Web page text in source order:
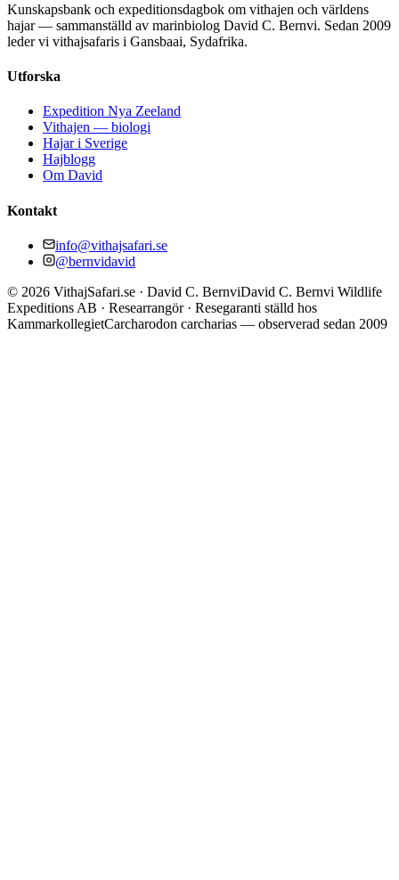
Kunskapsbank och expeditionsdagbok om vithajen och världens
hajar — sammanställd av marinbiolog David C. Bernvi. Sedan 2009
leder vi vithajsafaris i Gansbaai, Sydafrika.
Utforska
Expedition Nya Zeeland
Vithajen — biologi
Hajar i Sverige
Hajblogg
Om David
Kontakt
info@vithajsafari.se
@bernvidavid
© 2026 VithajSafari.se · David C. BernviDavid C. Bernvi Wildlife
Expeditions AB · Researrangör · Resegaranti ställd hos
KammarkollegietCarcharodon carcharias — observerad sedan 2009